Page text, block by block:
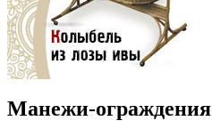
Манежи-ограждения